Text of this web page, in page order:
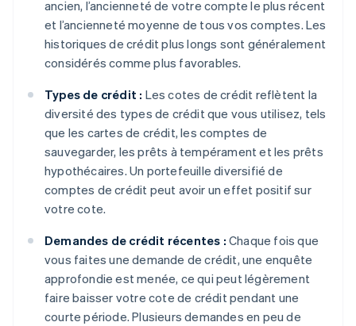
ancien, l’ancienneté de votre compte le plus récent
et l’ancienneté moyenne de tous vos comptes. Les
historiques de crédit plus longs sont généralement
considérés comme plus favorables.
Types de crédit : Les cotes de crédit reflètent la
diversité des types de crédit que vous utilisez, tels
que les cartes de crédit, les comptes de
sauvegarder, les prêts à tempérament et les prêts
hypothécaires. Un portefeuille diversifié de
comptes de crédit peut avoir un effet positif sur
votre cote.
Demandes de crédit récentes : Chaque fois que
vous faites une demande de crédit, une enquête
approfondie est menée, ce qui peut légèrement
faire baisser votre cote de crédit pendant une
courte période. Plusieurs demandes en peu de